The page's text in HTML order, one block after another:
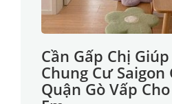
Cần Gấp Chị
Chung Cư
Quận Gò Vấp